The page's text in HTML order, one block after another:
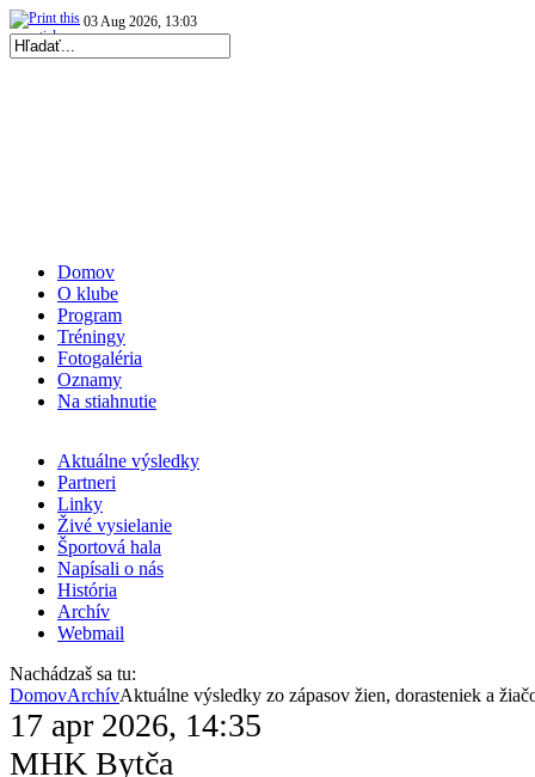
03 Aug 2026, 13:03
Domov
O klube
Program
Tréningy
Fotogaléria
Oznamy
Na stiahnutie
Aktuálne výsledky
Partneri
Linky
Živé vysielanie
Športová hala
Napísali o nás
História
Archív
Webmail
Nachádzaš sa tu:
DomovArchívAktuálne výsledky zo zápasov žien, dorasteniek a
17 apr 2026, 14:35
MHK Bytča